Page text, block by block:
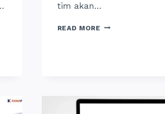
tim akan…
READ MORE SEWA
BULANAN